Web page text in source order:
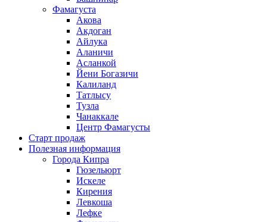
Фамагуста
Акова
Акдоган
Айлука
Аланичи
Асланкой
Йени Богазичи
Калиланд
Татлысу
Тузла
Чанаккале
Центр Фамагусты
Старт продаж
Полезная информация
Города Кипра
Гюзельюрт
Искеле
Кирения
Левкоша
Лефке